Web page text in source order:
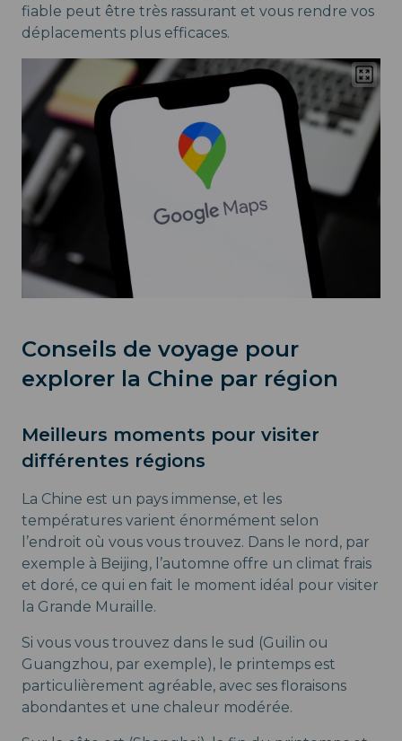
fiable peut être très rassurant et vous rendre vos
déplacements plus efficaces.
Conseils de voyage pour
explorer la Chine par région
Meilleurs moments pour visiter
différentes régions
La Chine est un pays immense, et les
températures varient énormément selon
l’endroit où vous vous trouvez. Dans le nord, par
exemple à Beijing, l’automne offre un climat frais
et doré, ce qui en fait le moment idéal pour visiter
la Grande Muraille.
Si vous vous trouvez dans le sud (Guilin ou
Guangzhou, par exemple), le printemps est
particulièrement agréable, avec ses floraisons
abondantes et une chaleur modérée.